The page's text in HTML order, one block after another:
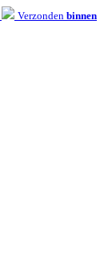
Verzonden binnen